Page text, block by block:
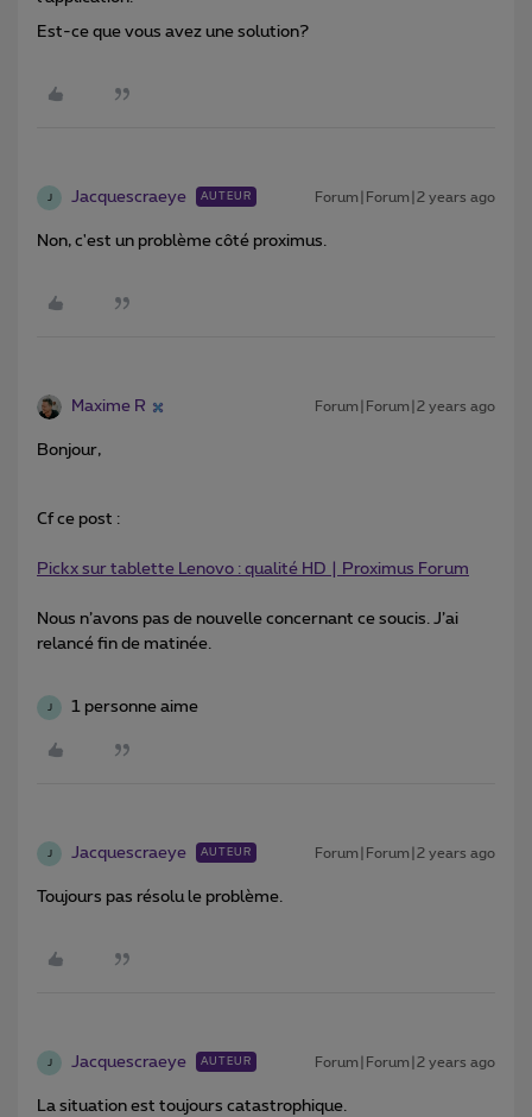
Est-ce que vous avez une solution?
J Jacquescraeye AUTEUR Forum|Forum|2 years ago
Non, c'est un problème côté proximus.
Maxime R Forum|Forum|2 years ago
Bonjour,
Cf ce post :
Pickx sur tablette Lenovo : qualité HD | Proximus Forum
Nous n’avons pas de nouvelle concernant ce soucis. J’ai
relancé fin de matinée.
J 1 personne aime
J Jacquescraeye AUTEUR Forum|Forum|2 years ago
Toujours pas résolu le problème.
J Jacquescraeye AUTEUR Forum|Forum|2 years ago
La situation est toujours catastrophique.